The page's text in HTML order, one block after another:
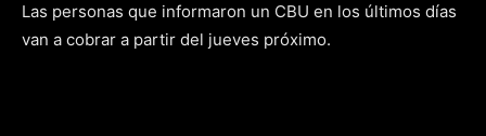
Las personas que informaron un CBU en los últimos días
van a cobrar a partir del jueves próximo.